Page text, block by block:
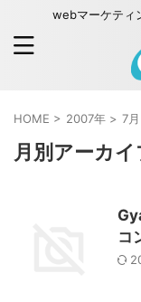
webマーケティ
HOME > 2007年 > 7月
月別アーカイ
コ